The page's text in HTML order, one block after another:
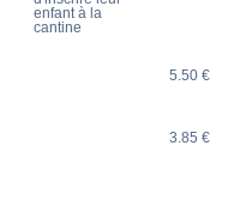
enfant à la
cantine
5.50 €
3.85 €